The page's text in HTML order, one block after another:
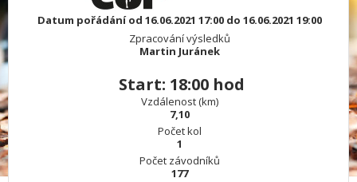
Datum pořádání od 16.06.2021 17:00 do 16.06.2021 19:00
Zpracování výsledků
Martin Juránek
Start: 18:00 hod
Vzdálenost (km)
7,10
Počet kol
1
Počet závodníků
177